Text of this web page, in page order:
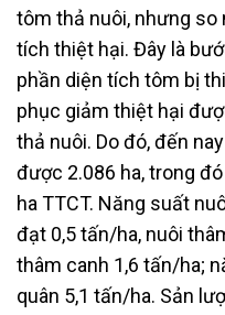
tôm thả nuôi, nhưng so
tích thiệt hại. Đây là
phần diện tích tôm bị
phục giảm thiệt hại
thả nuôi. Do đó, đến
được 2.086 ha, trong
ha TTCT. Năng suất
đạt 0,5 tấn/ha, nuôi
thâm canh 1,6 tấn/ha;
quân 5,1 tấn/ha. Sản